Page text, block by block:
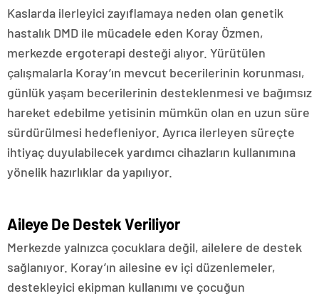
Kaslarda ilerleyici zayıflamaya neden olan genetik
hastalık DMD ile mücadele eden Koray Özmen,
merkezde ergoterapi desteği alıyor. Yürütülen
çalışmalarla Koray’ın mevcut becerilerinin korunması,
günlük yaşam becerilerinin desteklenmesi ve bağımsız
hareket edebilme yetisinin mümkün olan en uzun süre
sürdürülmesi hedefleniyor. Ayrıca ilerleyen süreçte
ihtiyaç duyulabilecek yardımcı cihazların kullanımına
yönelik hazırlıklar da yapılıyor.
Aileye De Destek Veriliyor
Merkezde yalnızca çocuklara değil, ailelere de destek
sağlanıyor. Koray’ın ailesine ev içi düzenlemeler,
destekleyici ekipman kullanımı ve çocuğun